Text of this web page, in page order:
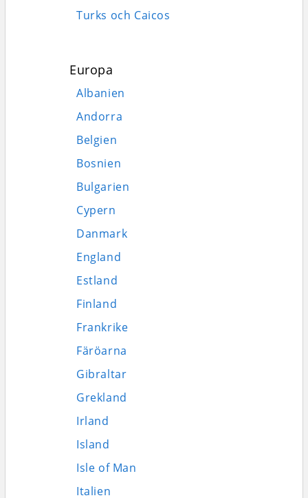
Turks och Caicos
Europa
Albanien
Andorra
Belgien
Bosnien
Bulgarien
Cypern
Danmark
England
Estland
Finland
Frankrike
Färöarna
Gibraltar
Grekland
Irland
Island
Isle of Man
Italien